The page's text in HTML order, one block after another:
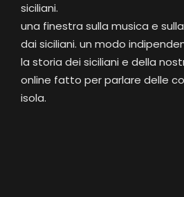
siciliani.
una finestra sulla musica e
dai siciliani. un modo
la storia dei siciliani e della
online fatto per parlare delle
isola.